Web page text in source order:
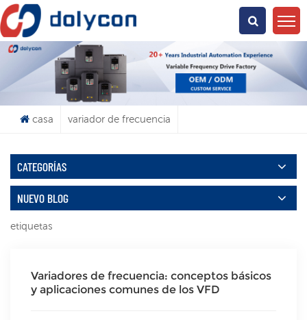
¿Qué Buscas?
casa variador de frecuencia
CATEGORÍAS
NUEVO BLOG
etiquetas
Variadores de frecuencia: conceptos básicos
y aplicaciones comunes de los VFD